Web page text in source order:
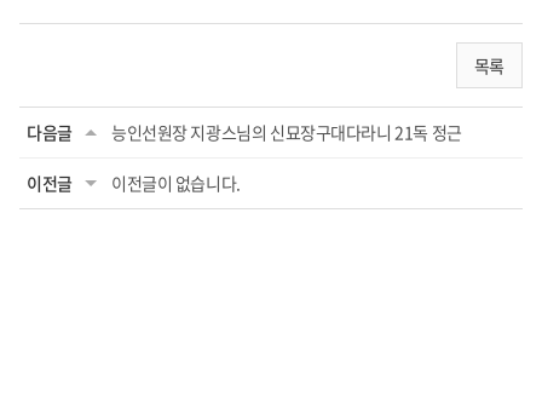
목록
다음글 능인선원장 지광스님의 신묘장구대다라니 21독 정근
이전글 이전글이 없습니다.